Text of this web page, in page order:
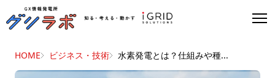
HOME ビジネス・技術 水素発電とは？仕組みや種...